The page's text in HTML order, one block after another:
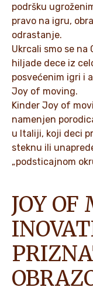
podršku
pravo na igru,
odrastanje.
Ukrcali smo se na
hiljade dece iz
posvećenim igri i
Joy of moving.
Kinder Joy of
namenjen
u Italiji, koji deci
steknu ili
„podsticajnom
JOY OF